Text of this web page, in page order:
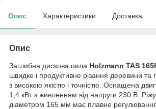
Опис Характеристики Доставка
Опис
Заглибна дискова пила Holzmann TAS
швидке і продуктивне різання деревини та
з високою якістю і точністю. Оснащена
1,4 кВт з живленням від напруги 230 В.
діаметром 165 мм має плавне